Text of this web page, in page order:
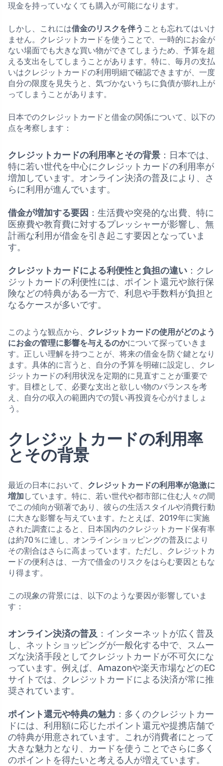
現金を持っていなくても購入が可能になります。
しかし、これには借金のリスクを伴う ことも忘れてはいけ
ません。クレジットカードを使うことで、一時的にお金が
ない場面でも大きな買い物ができてしまうため、予算を超
える支出をしてしまうことがあります。特に、毎月の支払
いはクレジットカードの利用明細で確認できますが、一度
自分の限度を見失うと、気づかないうちに負債が膨れ上が
ってしまうことがあります。
日本でのクレジットカードと借金の関係について、以下の
点を考察します：
クレジットカードの利用率とその背景 ：日本では、
特に若い世代を中心にクレジットカードの利用率が
増加しています。オンライン決済の普及により、さ
らに利用が進んでいます。
借金が増加する要因 ：生活費や突発的な出費、特に
医療費や教育費に対するプレッシャーが影響し、無
計画な利用が借金を引き起こす要因となっていま
す。
クレジットカードによる利便性と負担の違い ：クレ
ジットカードの利便性には、ポイント還元や旅行保
険などの特典がある一方で、利息や手数料が負担と
なるケースが多いです。
このような観点から、 クレジットカードの使用がどのよう
にお金の管理に影響を与えるのかについて探っていきま
す。正しい理解を持つことが、将来の借金を防ぐ鍵となり
ます。具体的に言うと、自分の予算を明確に設定し、クレ
ジットカードの利用状況を定期的に見直すことが重要で
す。目標として、必要な支出と欲しい物のバランスを考
え、自分の収入の範囲内での賢い再投資を心がけましょ
う。
クレジットカードの利用率
とその背景
最近の日本において、 クレジットカードの利用率が急激に
増加 しています。特に、若い世代や都市部に住む人々の間
でこの傾向が顕著であり、彼らの生活スタイルや消費行動
に大きな影響を与えています。たとえば、2019年に実施
された調査によると、日本国内のクレジットカード保有率
は約70％に達し、オンラインショッピングの普及により
その割合はさらに高まっています。ただし、クレジットカ
ードの便利さは、一方で借金のリスクをはらむ要因ともな
り得ます。
この現象の背景には、以下のような要因が影響していま
す：
オンライン決済の普及 ：インターネットが広く普及
し、ネットショッピングが一般化する中で、スムー
ズな決済手段としてクレジットカードが不可欠にな
っています。例えば、Amazonや楽天市場などのEC
サイトでは、クレジットカードによる決済が常に推
奨されています。
ポイント還元や特典の魅力 ：多くのクレジットカー
ドには、利用額に応じたポイント還元や提携店舗で
の特典が用意されています。これが消費者にとって
大きな魅力となり、カードを使うことでさらに多く
のポイントを得たいと考える人が増えています。